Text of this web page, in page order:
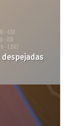
despejadas